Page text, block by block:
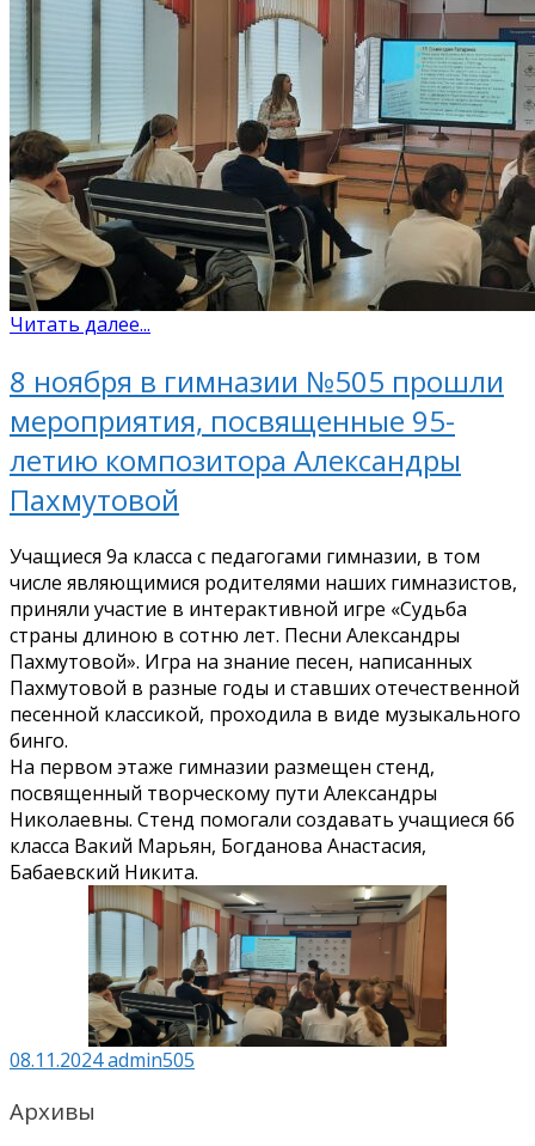
Читать далее...
8 ноября в гимназии №505 прошли
мероприятия, посвященные 95-
летию композитора Александры
Пахмутовой
Учащиеся 9а класса с педагогами гимназии, в том
числе являющимися родителями наших гимназистов,
приняли участие в интерактивной игре «Судьба
страны длиною в сотню лет. Песни Александры
Пахмутовой». Игра на знание песен, написанных
Пахмутовой в разные годы и ставших отечественной
песенной классикой, проходила в виде музыкального
бинго.
На первом этаже гимназии размещен стенд,
посвященный творческому пути Александры
Николаевны. Стенд помогали создавать учащиеся 6б
класса Вакий Марьян, Богданова Анастасия,
Бабаевский Никита.
08.11.2024admin505
Архивы